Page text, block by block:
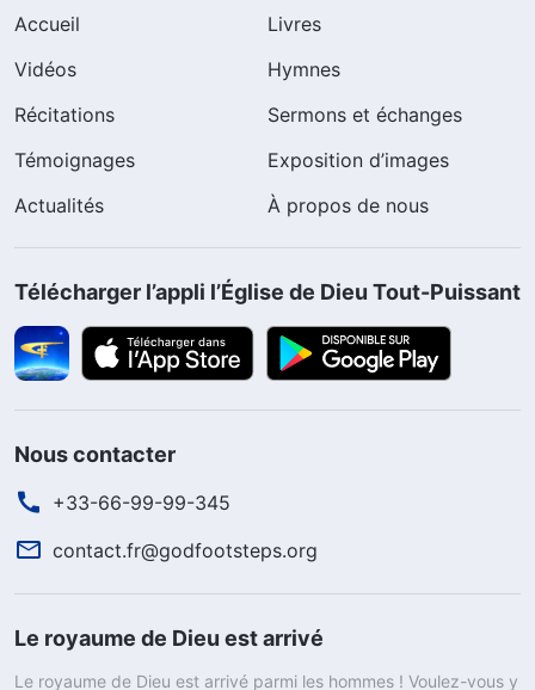
Accueil
Livres
Vidéos
Hymnes
Récitations
Sermons et échanges
Témoignages
Exposition d’images
Actualités
À propos de nous
Télécharger l’appli l’Église de Dieu Tout-Puissant
Nous contacter
+33-66-99-99-345
contact.fr@godfootsteps.org
Le royaume de Dieu est arrivé
Le royaume de Dieu est arrivé parmi les hommes ! Voulez-vous y